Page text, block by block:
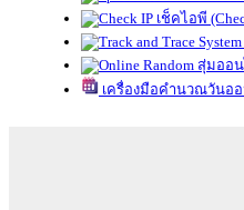
เช็คไอพี
สุ่มออ
เครื่องมือคำนวณวันอ